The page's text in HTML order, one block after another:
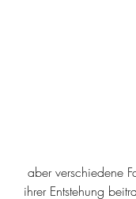
ihrer Entstehung